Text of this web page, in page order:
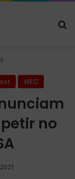
WEC
no